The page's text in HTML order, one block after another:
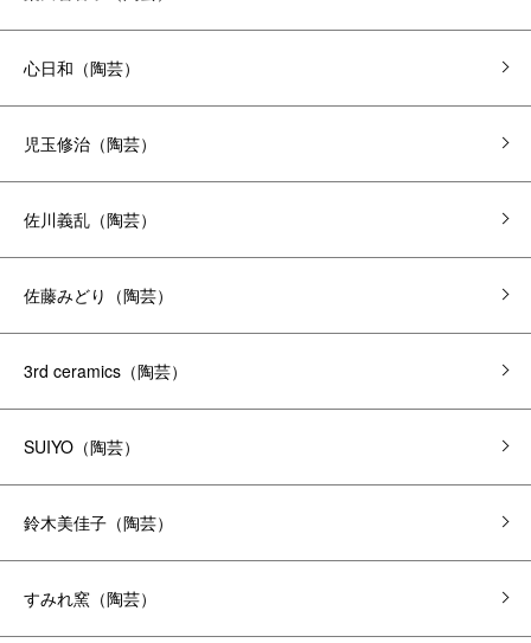
心日和（陶芸）
児玉修治（陶芸）
佐川義乱（陶芸）
佐藤みどり（陶芸）
3rd ceramics（陶芸）
SUIYO（陶芸）
鈴木美佳子（陶芸）
すみれ窯（陶芸）